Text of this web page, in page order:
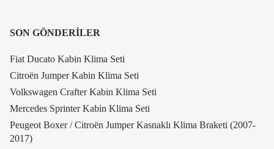
SON GÖNDERILER
Fiat Ducato Kabin Klima Seti
Citroën Jumper Kabin Klima Seti
Volkswagen Crafter Kabin Klima Seti
Mercedes Sprinter Kabin Klima Seti
Peugeot Boxer / Citroën Jumper Kasnaklı Klima Braketi (2007-
2017)